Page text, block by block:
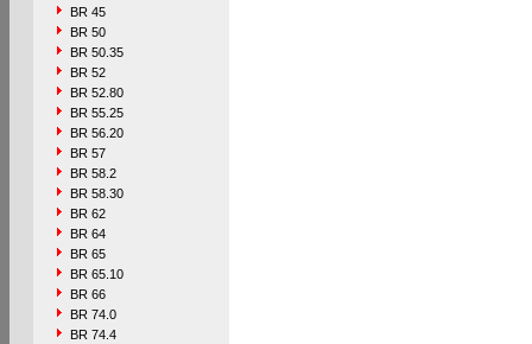
BR 45
BR 50
BR 50.35
BR 52
BR 52.80
BR 55.25
BR 56.20
BR 57
BR 58.2
BR 58.30
BR 62
BR 64
BR 65
BR 65.10
BR 66
BR 74.0
BR 74.4